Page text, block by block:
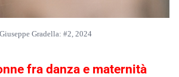
Giuseppe Gradella: #2, 2024
fra danza e maternità